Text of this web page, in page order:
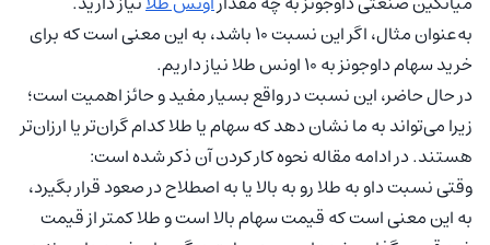
به‌عنوان مثال، اگر این نسبت 10 باشد، به این معنی است که برای
خرید سهام داوجونز به 10 اونس طلا نیاز داریم.
در حال حاضر، این نسبت در واقع بسیار مفید و حائز اهمیت است؛
زیرا می‌تواند به ما نشان دهد که سهام یا طلا کدام گران‌تر یا ارزان‌تر
هستند. در ادامه مقاله نحوه کار کردن آن ذکر شده است:
وقتی نسبت داو به طلا رو به بالا یا به اصطلاح در صعود قرار بگیرد،
به این معنی است که قیمت سهام بالا است و طلا کمتر از قیمت